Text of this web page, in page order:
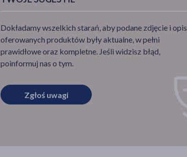
Dokładamy wszelkich starań, aby podane zdjęcie i opis
oferowanych produktów były aktualne, w pełni
prawidłowe oraz kompletne. Jeśli widzisz błąd,
poinformuj nas o tym.
Zgłoś uwagi